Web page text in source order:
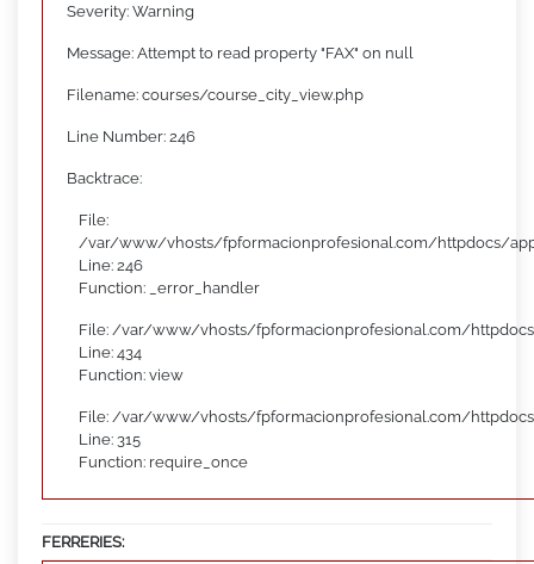
Severity: Warning
Message: Attempt to read property "FAX" on null
Filename: courses/course_city_view.php
Line Number: 246
Backtrace:
File:
/var/www/vhosts/fpformacionprofesional.com/httpdocs/
Line: 246
Function: _error_handler
File: /var/www/vhosts/fpformacionprofesional.com/
Line: 434
Function: view
File: /var/www/vhosts/fpformacionprofesional.com/
Line: 315
Function: require_once
FERRERIES: